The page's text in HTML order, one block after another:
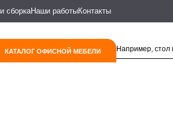
сборкаНаши работыКонтакты
КАТАЛОГ ОФИСНОЙ МЕБЕЛИ